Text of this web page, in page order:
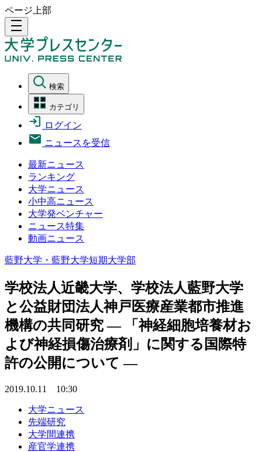
ページ上部
density_medium
検索
カテゴリ
ログイン
ニュースを受信
最新ニュース
ランキング
大学ニュース
小中高ニュース
大学発ベンチャー
ニュース特集
動画ニュース
藍野大学・藍野大学短期大学部
学校法人近畿大学、学校法人藍野大学
と公益財団法人神戸医療産業都市推進
機構の共同研究 — 「神経細胞培養材お
よび神経損傷治療剤」に関する国際特
許の公開について —
2019.10.11 10:30
大学ニュース
先端研究
大学間連携
産官学連携